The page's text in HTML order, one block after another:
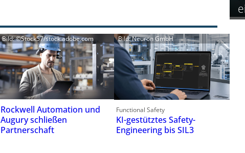
Bild: ©Stock57/stock.adobe.com
Rockwell Automation und
Augury schließen
Partnerschaft
Bild: Neuron GmbH
Functional Safety
KI-gestütztes Safety-
Engineering bis SIL3